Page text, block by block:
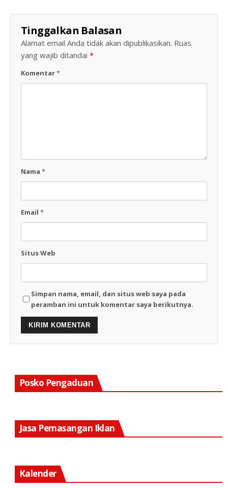
Tinggalkan Balasan
Alamat email Anda tidak akan dipublikasikan. Ruas
yang wajib ditandai *
Komentar*
Nama *
Email *
Situs Web
Simpan nama, email, dan situs web saya pada
peramban ini untuk komentar saya berikutnya.
Posko Pengaduan
Jasa Pemasangan Iklan
Kalender